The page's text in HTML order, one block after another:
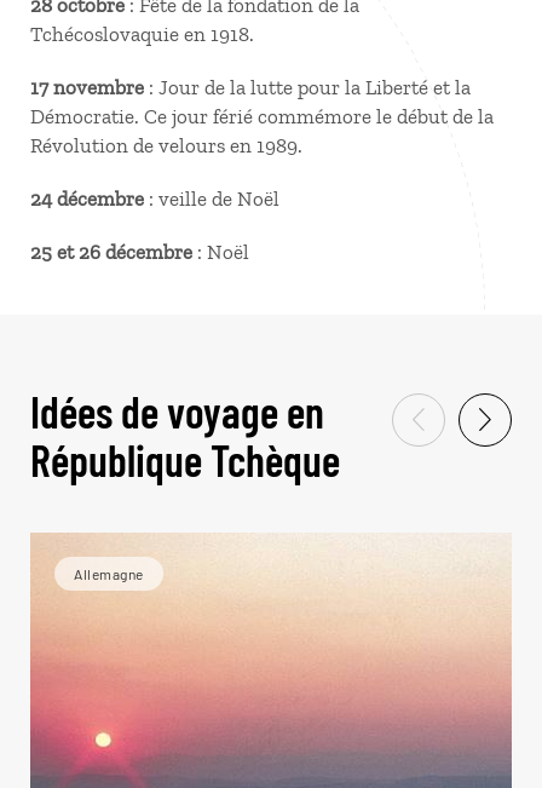
28 octobre : Fête de la fondation de la
Tchécoslovaquie en 1918.
17 novembre : Jour de la lutte pour la Liberté et la
Démocratie. Ce jour férié commémore le début de la
Révolution de velours en 1989.
24 décembre : veille de Noël
25 et 26 décembre : Noël
Idées de voyage en
République Tchèque
Allemagne